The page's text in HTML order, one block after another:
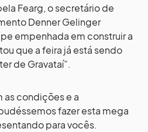
Fearg, o secretário de
Denner Gelinger
empenhada em construir a
que a feira já está sendo
de Gravataí”.
as condições e a
fazer esta mega
para vocês.